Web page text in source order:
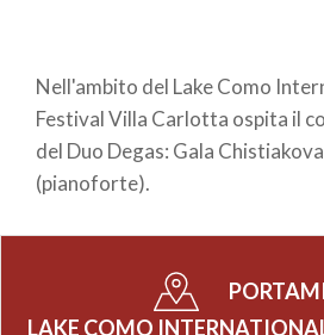
Nell'ambito del Lake Como
Festival Villa Carlotta ospita il
del Duo Degas: Gala
(pianoforte).
LAKE COMO